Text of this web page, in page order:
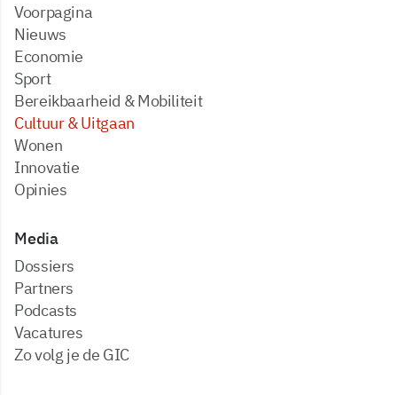
Voorpagina
Nieuws
Economie
Sport
Bereikbaarheid & Mobiliteit
Cultuur & Uitgaan
Wonen
Innovatie
Opinies
Media
dossiers
partners
podcasts
vacatures
zo volg je de GIC